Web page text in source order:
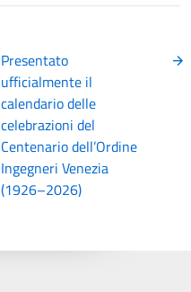
Presentato
ufficialmente il
calendario delle
celebrazioni del
Centenario dell’Ordine
Ingegneri Venezia
(1926–2026)